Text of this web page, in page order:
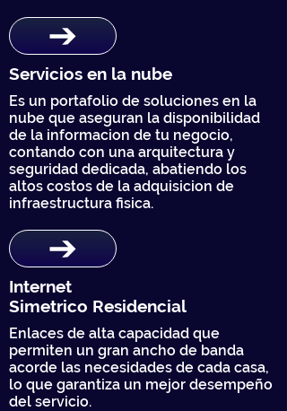
Servicios en la nube
Es un portafolio de soluciones en la
nube que aseguran la disponibilidad
de la informacion de tu negocio,
contando con una arquitectura y
seguridad dedicada, abatiendo los
altos costos de la adquisicion de
infraestructura fisica.
Internet
Simetrico Residencial
Enlaces de alta capacidad que
permiten un gran ancho de banda
acorde las necesidades de cada casa,
lo que garantiza un mejor desempeño
del servicio.